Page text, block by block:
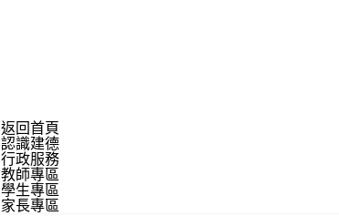
返回首頁
認識建德
行政服務
教師專區
學生專區
家長專區